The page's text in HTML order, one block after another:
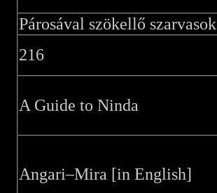
Párosával szökellő szarvasok
216
A Guide to Ninda
Angari–Mira [in English]